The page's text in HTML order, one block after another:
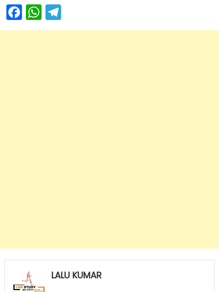
Facebook
WhatsApp
Telegram
LALU KUMAR